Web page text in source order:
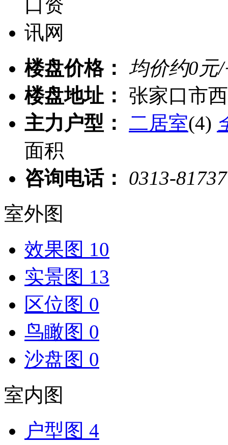
楼盘价格： 均价约0元
楼盘地址：
张家口市
主力户型：
二居室(4)
面积
咨询电话：
0313-
室外图
效果图 10
实景图 13
区位图 0
鸟瞰图 0
沙盘图 0
室内图
户型图 4